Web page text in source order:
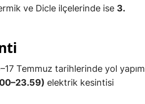
ve Dicle ilçelerinde ise 3.
Temmuz tarihlerinde yol yapım
elektrik kesintisi